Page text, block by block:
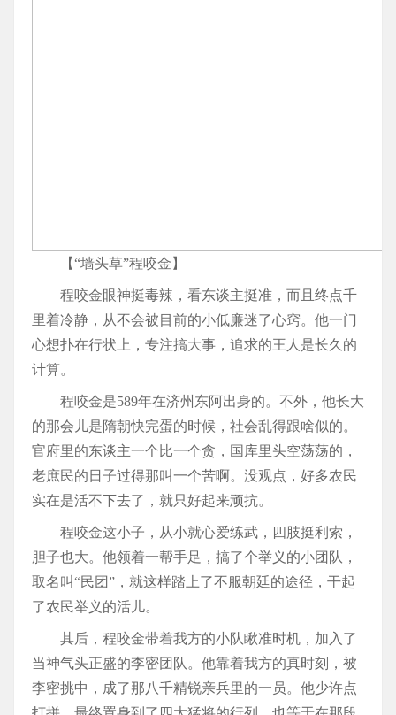
【“墙头草”程咬金】
程咬金眼神挺毒辣，看东谈主挺准，而且终点千
里着冷静，从不会被目前的小低廉迷了心窍。他一门
心想扑在行状上，专注搞大事，追求的王人是长久的
计算。
程咬金是589年在济州东阿出身的。不外，他长大
的那会儿是隋朝快完蛋的时候，社会乱得跟啥似的。
官府里的东谈主一个比一个贪，国库里头空荡荡的，
老庶民的日子过得那叫一个苦啊。没观点，好多农民
实在是活不下去了，就只好起来顽抗。
程咬金这小子，从小就心爱练武，四肢挺利索，
胆子也大。他领着一帮手足，搞了个举义的小团队，
取名叫“民团”，就这样踏上了不服朝廷的途径，干起
了农民举义的活儿。
其后，程咬金带着我方的小队瞅准时机，加入了
当神气头正盛的李密团队。他靠着我方的真时刻，被
李密挑中，成了那八千精锐亲兵里的一员。他少许点